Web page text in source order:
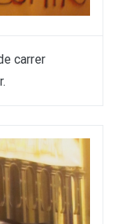
carrer